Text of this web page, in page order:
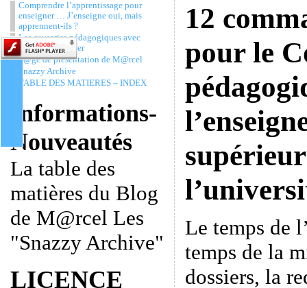
Comprendre l’apprentissage pour
enseigner … J’enseigne oui, mais
apprennent-ils ?
Les causeries pédagogiques avec
Christophe Batier
P@ge de présentation de M@rcel
Snazzy Archive
TABLE DES MATIERES – INDEX
Informations-
Nouveautés
La table des
matières du Blog
de M@rcel Les
"Snazzy Archive"
LICENCE
12
pour le
Le temps de
temps de la
dossiers, la